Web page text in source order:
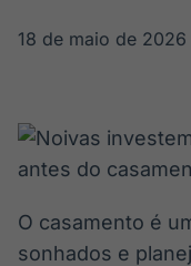
18 de maio de 2026
O casamento é
sonhados e